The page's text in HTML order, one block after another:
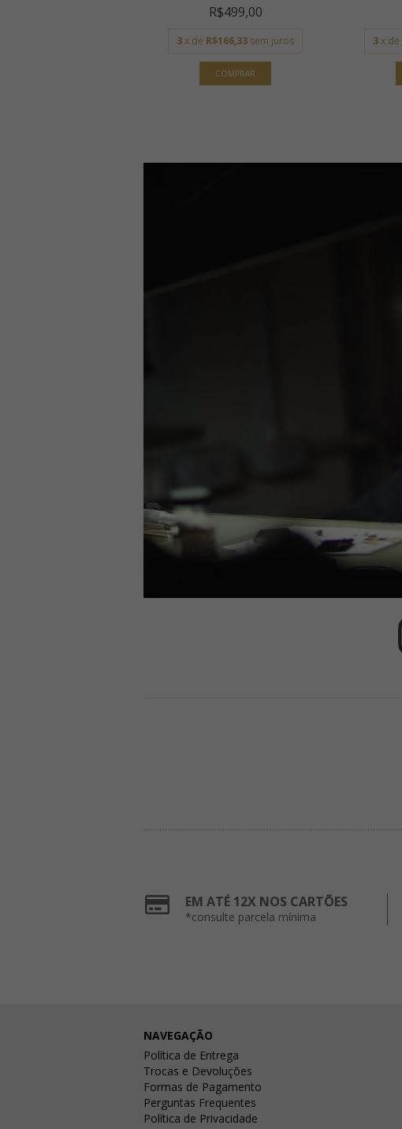
R$499,00
3 x de R$166,33 sem juros 3x de
EM ATÉ 12X NOS CARTÕES
*consulte parcela mínima
NAVEGAÇÃO
Política de Entrega
Trocas e Devoluções
Formas de Pagamento
Perguntas Frequentes
Política de Privacidade